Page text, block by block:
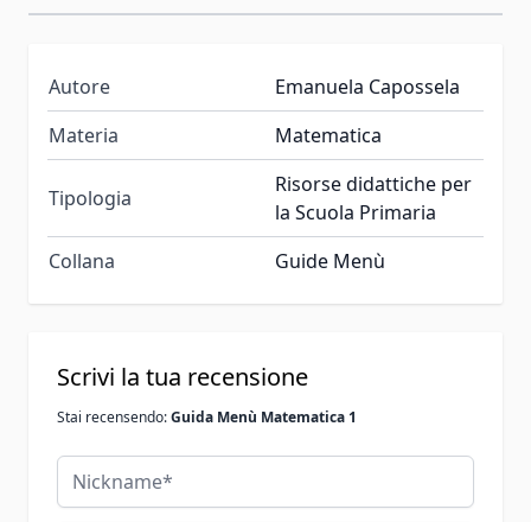
Autore
Emanuela Capossela
Materia
Matematica
Tipologia
Risorse didattiche per
la Scuola Primaria
Collana
Guide Menù
Scrivi la tua recensione
Stai recensendo:Guida Menù Matematica 1
Nickname